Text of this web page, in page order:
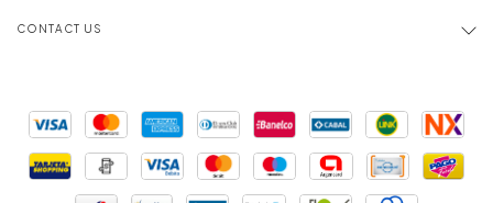
CONTACT US